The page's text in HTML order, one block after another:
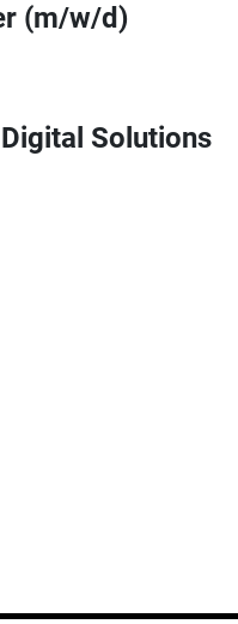
(m/w/d)
Solutions